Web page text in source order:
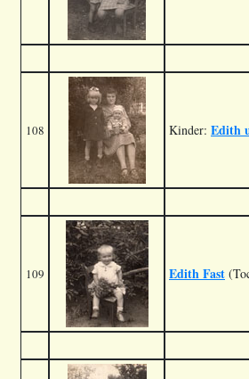
108 Kinder: Edith
109 Edith Fast